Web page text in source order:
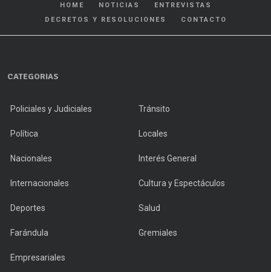
HOME NOTICIAS
ENTREVISTAS
DECRETOS Y RESOLUCIONES
CONTACTO
CATEGORIAS
Policiales y Judiciales Tránsito
Política Locales
Nacionales Interés General
Internacionales Cultura y Espectáculos
Deportes Salud
Farándula Gremiales
Empresariales